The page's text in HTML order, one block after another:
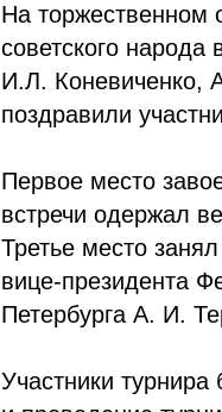
На торжественном
советского
И.Л. Коневиченко,
поздравили
Первое место
встречи одержал
Третье место
вице-президента
Петербурга А. И.
Участники